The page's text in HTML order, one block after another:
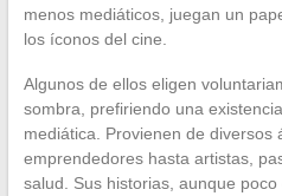
menos mediáticos, juegan un
los íconos del cine.
Algunos de ellos eligen
sombra, prefiriendo una
mediática. Provienen de diversos
emprendedores hasta artistas,
salud. Sus historias, aunque